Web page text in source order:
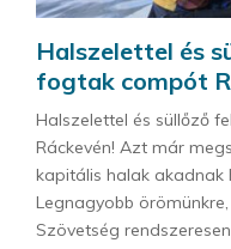
Halszelettel és
fogtak compót
Halszelettel és süllőző
Ráckevén! Azt már
kapitális halak akadnak
Legnagyobb
Szövetség